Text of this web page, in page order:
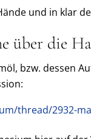
und in klar
über die
bzw. dessen
thread/2932-